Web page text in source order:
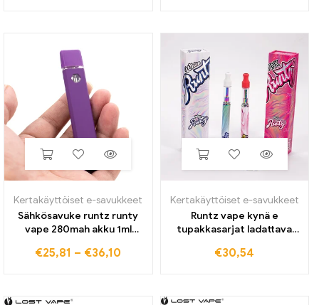
Kertakäyttöiset e-savukkeet
Sähkösavuke runtz runty
vape 280mah akku 1ml
ladattavat kertakäyttöiset
€25,81 – €36,10
Kertakäyttöiset e-savukkeet
Runtz vape kynä e
tupakkasarjat ladattava
pakkauslaatikko runty 1,0
€30,54